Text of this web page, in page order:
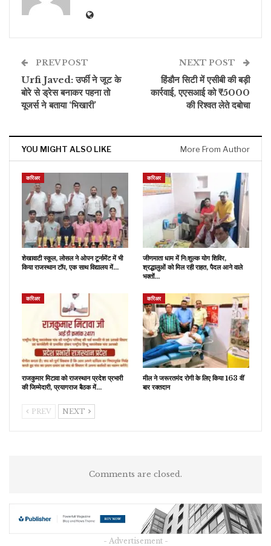
PREV POST
Urfi Javed: उर्फी ने जूट के
बोरे से ड्रेस बनाकर पहना तो
यूजर्स ने बताया ‘भिखारी’
NEXT POST
हिंडौन सिटी में एसीबी की बड़ी
कार्रवाई, एएसआई को ₹5000
की रिश्वत लेते दबोचा
YOU MIGHT ALSO LIKE More From Author
करिअर
शेखावाटी स्कूल, लोसल ने ओपन टूर्नामेंट में भी
किया राजस्थान टॉप, एक साथ विद्यालय में…
करिअर
जीणमाता धाम में नि:शुल्क योग शिविर,
श्रद्धालुओं को मिल रही राहत, पैदल आने वाले
भक्तों…
करिअर
राजकुमार मिटावा को राजस्थान प्रदेश प्रभारी
की जिम्मेदारी, प्रयागराज बैठक में…
करिअर
मील ने जरूरतमंद रोगी के लिए किया 163 वीं
बार रक्तदान
PREV NEXT
Comments are closed.
- Advertisement -